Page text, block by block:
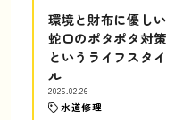
環境と財布に優しい
蛇口のポタポタ対策
というライフスタイ
ル
2026.02.26
水道修理